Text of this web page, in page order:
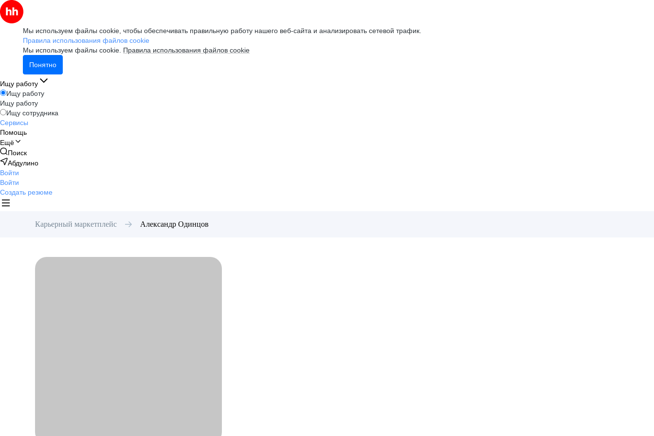
Мы используем файлы cookie, чтобы обеспечивать правильную работу нашего веб-сайта и анализировать сетевой трафик.
Правила использования файлов cookie
Мы используем файлы cookie. Правила использования файлов cookie
Понятно
Ищу работу
Ищу работу
Ищу работу
Ищу сотрудника
Сервисы
Помощь
Ещё
Поиск
Абдулино
Войти
Войти
Создать резюме
Карьерный маркетплейс Александр Одинцов